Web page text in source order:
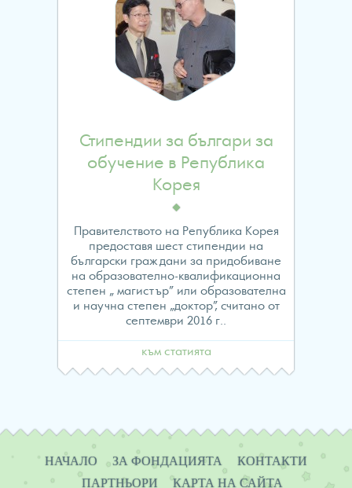
Warning:
read
"name"
on
null
in
/home/evropawo/www/
on
Стипендии за българи за
обучение в Република
Корея
Правителството на Република Корея
предоставя шест стипендии на
български граждани за придобиване
на образователно-квалификационна
степен „ магистър” или образователна
и научна степен „доктор”, считано от
септември 2016 г..
към статията
Навигация
НАЧАЛО ЗА ФОНДАЦИЯТА
КОНТАКТИ
ПАРТНЬОРИ
КАРТА НА САЙТА